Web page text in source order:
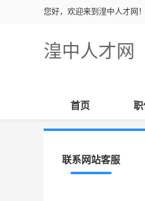
您好，欢迎来到湟中人才网！
湟中人才网
首页 职
联系网站客服